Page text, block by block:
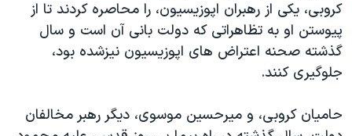
قانون شفافیت دارائی کادر رهبری ایران
اعتراضات مردمی آبان ۹۸
اسرائیل در جنگ
همایش محافظه‌کاران آمریکا «سی‌پک»
کروبی، یکی از رهبران اپوزیسیون، را محاصره کردند تا از
پیوستن او به تظاهراتی که دولت بانی آن است و سال
گذشته صحنه اعتراض های اپوزیسیون نیزشده بود،
جلوگیری کنند.
حامیان کروبی، و میرحسین موسوی، دیگر رهبر مخالفان